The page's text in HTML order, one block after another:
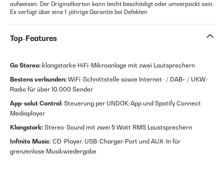
aufweisen. Der Originalkarton kann leicht beschädigt oder umverpackt sein.
Es verfügt über eine 1-jährige Garantie bei Defekten
Top-Features
Go Stereo: klangstarke HiFi-Mikroanlage mit zwei Lautsprechern
Bestens verbunden: WiFi-Schnittstelle sowie Internet- / DAB+ / UKW-
Radio für über 10.000 Sender
App-solut Control: Steuerung per UNDOK-App und Spotify Connect
Mediaplayer
Klangstark: Stereo-Sound mit zwei 5 Watt RMS Laustsprechern
Infinite Music: CD-Player, USB-Charger-Port und AUX-In für
grenzenlose Musikwiedergabe